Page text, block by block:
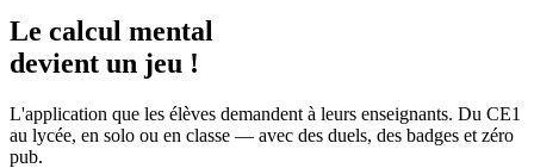
Le calcul mental
devient un jeu !
L'application que les élèves demandent à leurs enseignants. Du CE1
au lycée, en solo ou en classe — avec des duels, des badges et zéro
pub.